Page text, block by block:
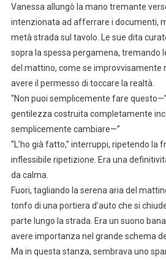
Vanessa allungò la mano tremante
intenzionata ad afferrare i documenti,
metà strada sul tavolo. Le sue dita
sopra la spessa pergamena, tremando
del mattino, come se improvvisamente
avere il permesso di toccare la realtà.
“Non puoi semplicemente fare
gentilezza costruita completamente
semplicemente cambiare—”
“L’ho già fatto,” interruppi, ripetendo la
inflessibile ripetizione. Era una
da calma.
Fuori, tagliando la serena aria del
tonfo di una portiera d’auto che si
parte lungo la strada. Era un suono
avere importanza nel grande schema
Ma in questa stanza, sembrava uno